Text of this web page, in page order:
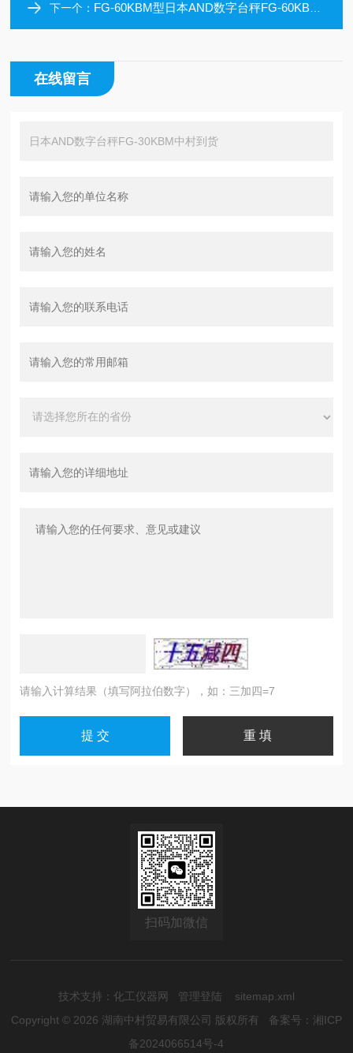
下一个： FG-60KBM型日本AND数字台秤FG-60KBM中村到货
在线留言
请输入计算结果（填写阿拉伯数字），如：三加四=7
扫码加微信
技术支持： 化工仪器网 管理登陆
sitemap.xml
Copyright © 2026 湖南中村贸易有限公司 版权所有 备案号：湘ICP
备2024066514号-4